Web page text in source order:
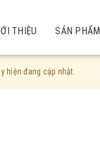
THIỆU SẢN PHẨM
hiện đang cập nhật.